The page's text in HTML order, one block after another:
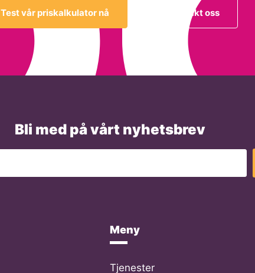
Test vår priskalkulator nå Kontakt oss
Bli med på vårt nyhetsbrev
Meny
Tjenester